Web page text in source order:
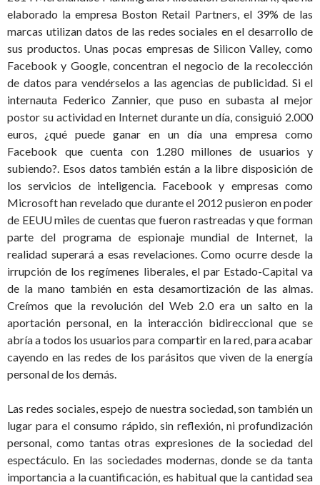
elaborado la empresa Boston Retail Partners, el 39% de las
marcas utilizan datos de las redes sociales en el desarrollo de
sus productos. Unas pocas empresas de Silicon Valley, como
Facebook y Google, concentran el negocio de la recolección
de datos para vendérselos a las agencias de publicidad. Si el
internauta Federico Zannier, que puso en subasta al mejor
postor su actividad en Internet durante un día, consiguió 2.000
euros, ¿qué puede ganar en un día una empresa como
Facebook que cuenta con 1.280 millones de usuarios y
subiendo?. Esos datos también están a la libre disposición de
los servicios de inteligencia. Facebook y empresas como
Microsoft han revelado que durante el 2012 pusieron en poder
de EEUU miles de cuentas que fueron rastreadas y que forman
parte del programa de espionaje mundial de Internet, la
realidad superará a esas revelaciones. Como ocurre desde la
irrupción de los regímenes liberales, el par Estado-Capital va
de la mano también en esta desamortización de las almas.
Creímos que la revolución del Web 2.0 era un salto en la
aportación personal, en la interacción bidireccional que se
abría a todos los usuarios para compartir en la red, para acabar
cayendo en las redes de los parásitos que viven de la energía
personal de los demás.
Las redes sociales, espejo de nuestra sociedad, son también un
lugar para el consumo rápido, sin reflexión, ni profundización
personal, como tantas otras expresiones de la sociedad del
espectáculo. En las sociedades modernas, donde se da tanta
importancia a la cuantificación, es habitual que la cantidad sea